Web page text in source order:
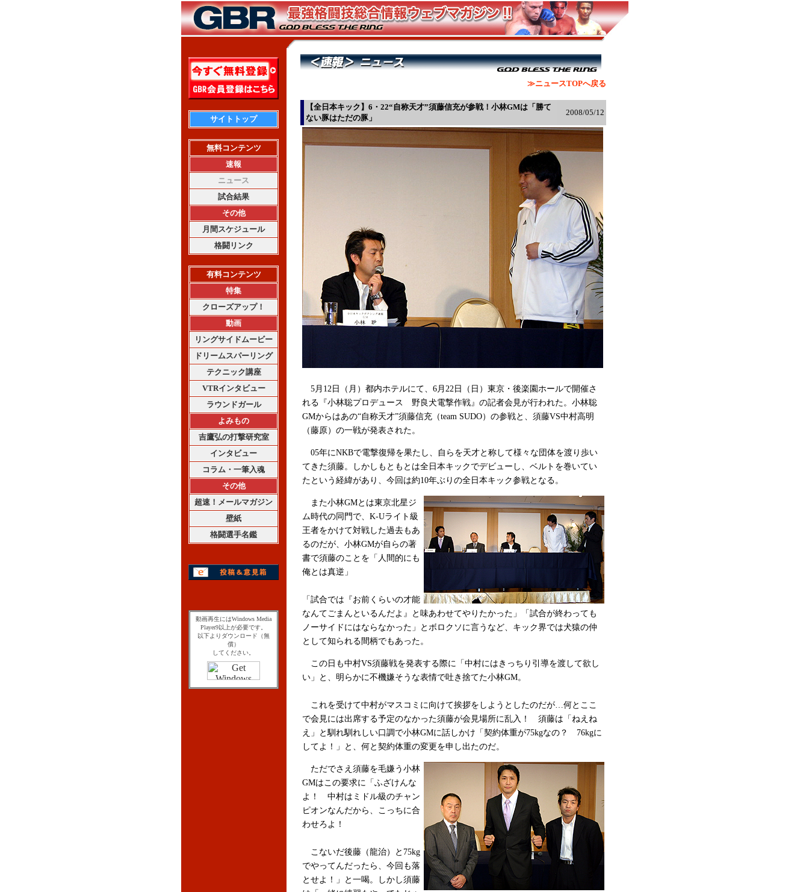
サイトトップ
無料コンテンツ
速報
ニュース
試合結果
その他
月間スケジュール
格闘リンク
有料コンテンツ
特集
クローズアップ！
動画
リングサイドムービー
ドリームスパーリング
テクニック講座
VTRインタビュー
ラウンドガール
よみもの
吉鷹弘の打撃研究室
インタビュー
コラム・一筆入魂
その他
超速！メールマガジン
壁紙
格闘選手名鑑
動画再生にはWindows Media
Player9以上が必要です。
以下よりダウンロード（無
償）
してください。
≫ニュースTOPへ戻る
【全日本キック】6・22“自称天才”須藤信充が参戦！小林GMは「勝て
ない豚はただの豚」
2008/05/12
5月12日（月）都内ホテルにて、6月22日（日）東京・後楽園ホールで開催さ
れる『小林聡プロデュース 野良犬電撃作戦』の記者会見が行われた。小林聡
GMからはあの“自称天才”須藤信充（team SUDO）の参戦と、須藤VS中村高明
（藤原）の一戦が発表された。
05年にNKBで電撃復帰を果たし、自らを天才と称して様々な団体を渡り歩い
てきた須藤。しかしもともとは全日本キックでデビューし、ベルトを巻いてい
たという経緯があり、今回は約10年ぶりの全日本キック参戦となる。
また小林GMとは東京北星ジ
ム時代の同門で、K-Uライト級
王者をかけて対戦した過去もあ
るのだが、小林GMが自らの著
書で須藤のことを「人間的にも
俺とは真逆」
「試合では『お前くらいの才能
なんてごまんといるんだよ』と味あわせてやりたかった」「試合が終わっても
ノーサイドにはならなかった」とボロクソに言うなど、キック界では犬猿の仲
として知られる間柄でもあった。
この日も中村VS須藤戦を発表する際に「中村にはきっちり引導を渡して欲し
い」と、明らかに不機嫌そうな表情で吐き捨てた小林GM。
これを受けて中村がマスコミに向けて挨拶をしようとしたのだが…何とここ
で会見には出席する予定のなかった須藤が会見場所に乱入！ 須藤は「ねえね
え」と馴れ馴れしい口調で小林GMに話しかけ「契約体重が75kgなの？ 76kgに
してよ！」と、何と契約体重の変更を申し出たのだ。
ただでさえ須藤を毛嫌う小林
GMはこの要求に「ふざけんな
よ！ 中村はミドル級のチャン
ピオンなんだから、こっちに合
わせろよ！
こないだ後藤（龍治）と75kg
でやってんだったら、今回も落
とせよ！」と一喝。しかし須藤